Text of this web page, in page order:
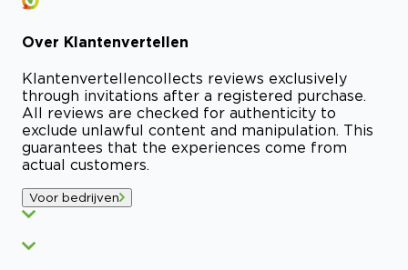
Over Klantenvertellen
Klantenvertellencollects reviews exclusively
through invitations after a registered purchase.
All reviews are checked for authenticity to
exclude unlawful content and manipulation. This
guarantees that the experiences come from
actual customers.
Voor bedrijven